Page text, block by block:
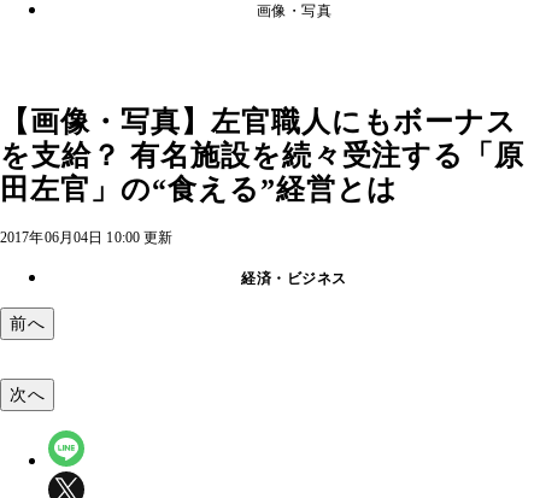
画像・写真
【画像・写真】左官職人にもボーナス
を支給？ 有名施設を続々受注する「原
田左官」の“食える”経営とは
2017年06月04日 10:00 更新
経済・ビジネス
前へ
次へ